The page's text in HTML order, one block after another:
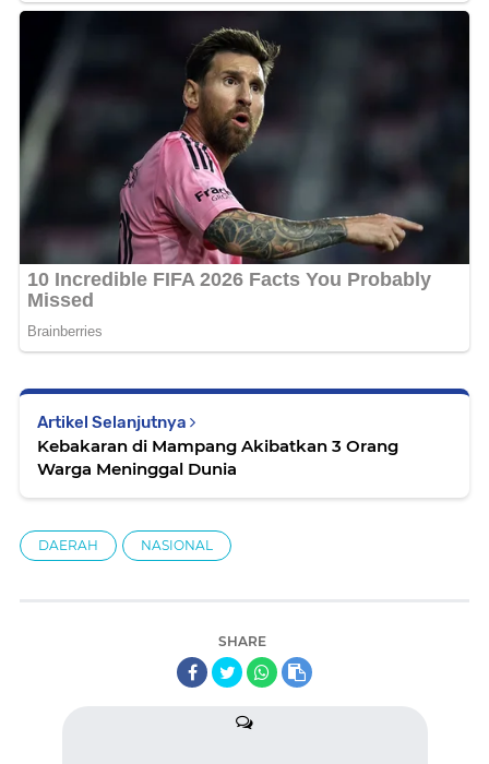
Artikel Selanjutnya
Kebakaran di Mampang Akibatkan 3 Orang
Warga Meninggal Dunia
DAERAH NASIONAL
SHARE